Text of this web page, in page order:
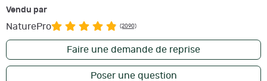
Vendu par
NaturePro (2090)
Faire une demande de reprise
Poser une question